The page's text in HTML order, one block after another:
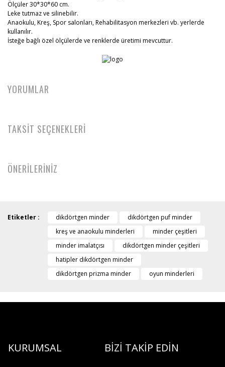
Ölçüler 30*30*60 cm.
Leke tutmaz ve silinebilir.
Anaokulu, Kreş, Spor salonları, Rehabilitasyon merkezleri vb. yerlerde
kullanılır.
İsteğe bağlı özel ölçülerde ve renklerde üretimi mevcuttur.
YORUMLAR
TAKSİT SEÇENEKLERİ
ÖNERİLERİNİZ
Etiketler : dikdörtgen minder
dikdörtgen puf minder
kreş ve anaokulu minderleri
minder çeşitleri
minder imalatçısı
dikdörtgen minder çeşitleri
hatipler dikdörtgen minder
dikdörtgen prizma minder
oyun minderleri
KURUMSAL BİZİ TAKİP EDİN